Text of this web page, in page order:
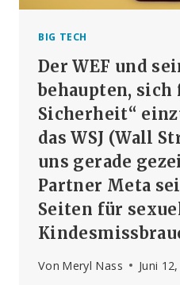
BIG TECH
Der WEF und
behaupten,
Sicherheit“
das WSJ (Wall
uns gerade
Partner Meta
Seiten für
Von Meryl Nass Juni